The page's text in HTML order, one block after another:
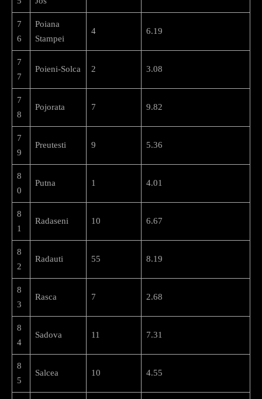
7
6
Poiana
Stampei
4 6.19
7
7
Poieni-Solca 2 3.08
7
8
Pojorata 7 9.82
7
9
Preutesti 9 5.36
8
0
Putna 1 4.01
8
1
Radaseni 10 6.67
8
2
Radauti 55 8.19
8
3
Rasca 7 2.68
8
4
Sadova 11 7.31
8
5
Salcea 10 4.55